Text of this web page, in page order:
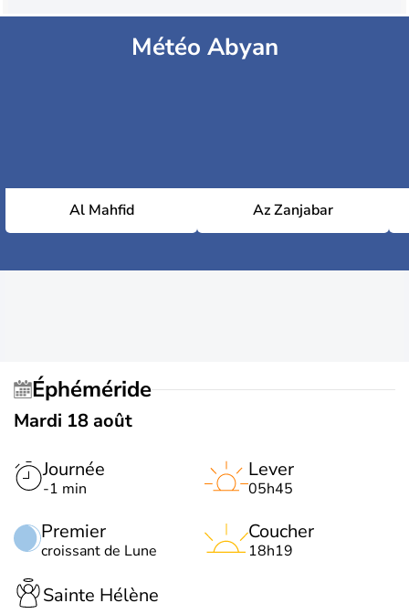
Météo Abyan
Al Mahfid Az Zanjabar
Éphéméride
Mardi 18 août
Journée
-1 min
Premier
croissant de Lune
Lever
05h45
Coucher
18h19
Sainte Hélène